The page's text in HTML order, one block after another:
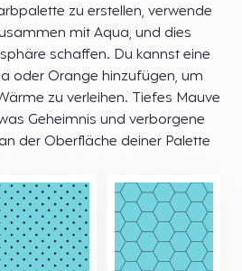
zu erstellen, verwende
mit Aqua, und dies
schaffen. Du kannst eine
oder Orange hinzufügen, um
zu verleihen. Tiefes Mauve
Geheimnis und verborgene
der Oberfläche deiner Palette